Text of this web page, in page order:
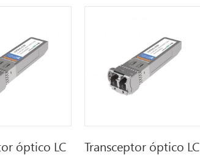
óptico LC
Transceptor óptico LC